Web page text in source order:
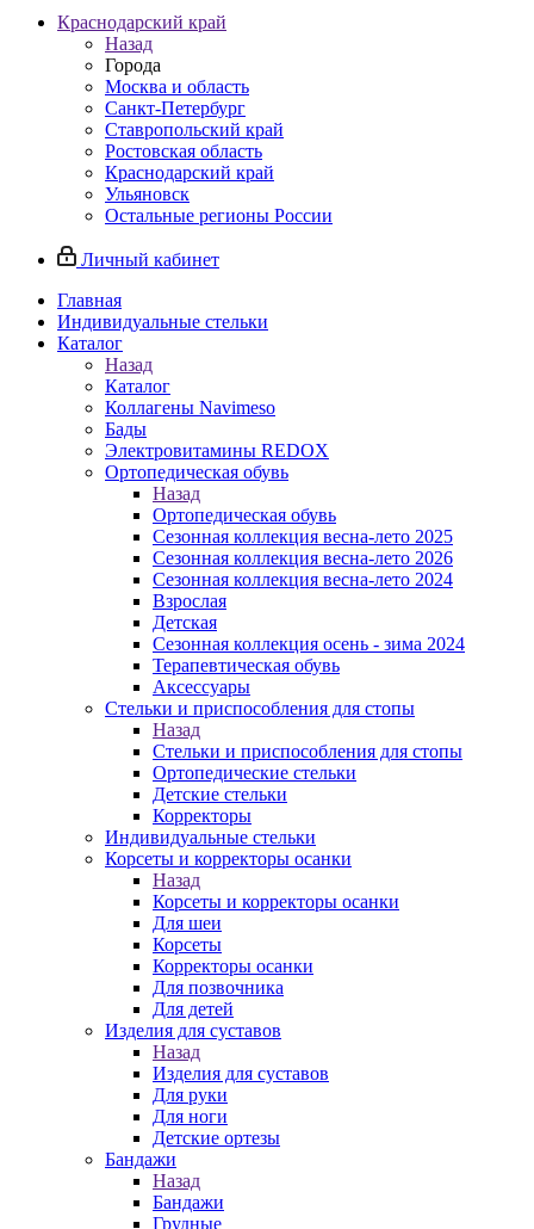
Краснодарский край
Назад
Города
Москва и область
Санкт-Петербург
Ставропольский край
Ростовская область
Краснодарский край
Ульяновск
Остальные регионы России
Личный кабинет
Главная
Индивидуальные стельки
Каталог
Назад
Каталог
Коллагены Navimeso
Бады
Электровитамины REDOX
Ортопедическая обувь
Назад
Ортопедическая обувь
Сезонная коллекция весна-лето 2025
Сезонная коллекция весна-лето 2026
Сезонная коллекция весна-лето 2024
Взрослая
Детская
Сезонная коллекция осень - зима 2024
Терапевтическая обувь
Аксессуары
Стельки и приспособления для стопы
Назад
Стельки и приспособления для стопы
Ортопедические стельки
Детские стельки
Корректоры
Индивидуальные стельки
Корсеты и корректоры осанки
Назад
Корсеты и корректоры осанки
Для шеи
Корсеты
Корректоры осанки
Для позвочника
Для детей
Изделия для суставов
Назад
Изделия для суставов
Для руки
Для ноги
Детские ортезы
Бандажи
Назад
Бандажи
Грудные